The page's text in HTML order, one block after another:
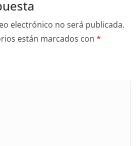
electrónico no será publicada.
están marcados con *